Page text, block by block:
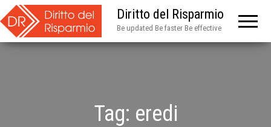
Diritto del Risparmio
Be updated Be faster Be effective
Tag: eredi